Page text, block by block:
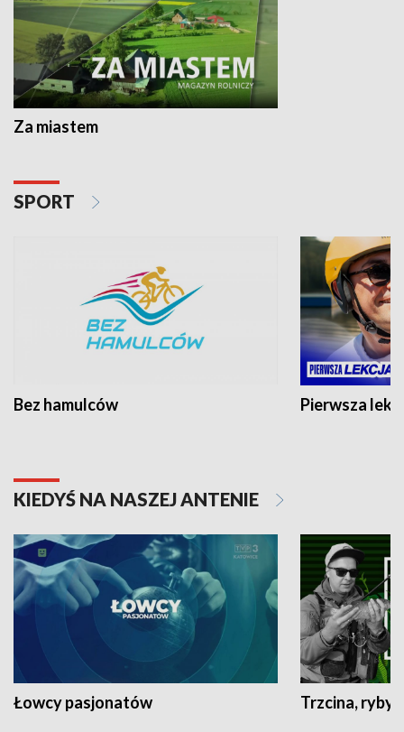
Za miastem
SPORT
Bez hamulców Pierwsza
KIEDYŚ NA NASZEJ ANTENIE
Łowcy pasjonatów Trzcina, ryby